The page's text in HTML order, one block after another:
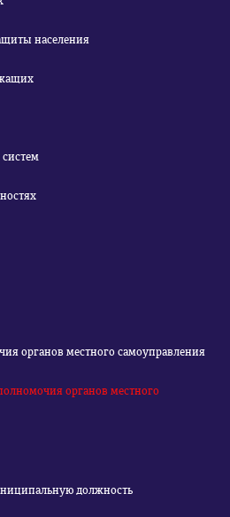
населения
органов местного самоуправления
органов местного
должность